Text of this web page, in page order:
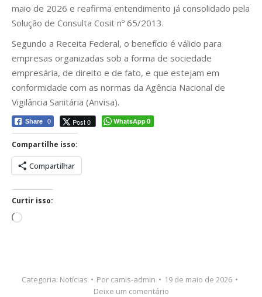
maio de 2026 e reafirma entendimento já consolidado pela
Solução de Consulta Cosit nº 65/2013.
Segundo a Receita Federal, o benefício é válido para
empresas organizadas sob a forma de sociedade
empresária, de direito e de fato, e que estejam em
conformidade com as normas da Agência Nacional de
Vigilância Sanitária (Anvisa).
Share 0 Post 0 WhatsApp0
Compartilhe isso:
Compartilhar
Curtir isso:
Carregando...
Categoria: Notícias Por camis-admin
19 de maio de 2026
Deixe um comentário